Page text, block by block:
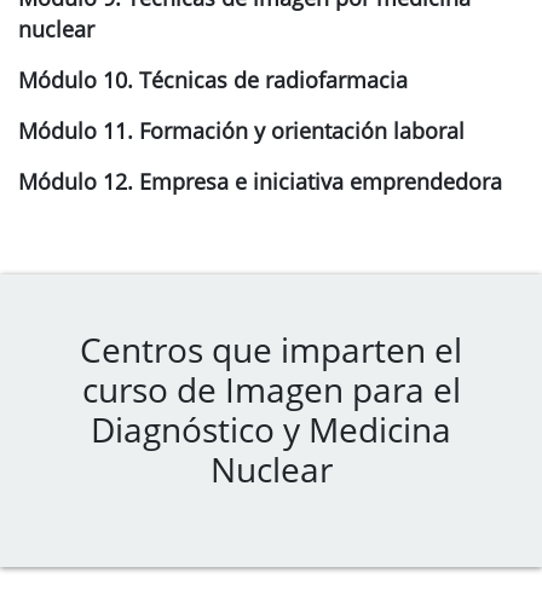
nuclear
Módulo 10. Técnicas de radiofarmacia
Módulo 11. Formación y orientación laboral
Módulo 12. Empresa e iniciativa emprendedora
Centros que imparten el
curso de Imagen para el
Diagnóstico y Medicina
Nuclear